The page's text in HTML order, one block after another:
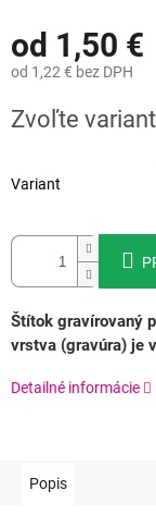
od 1,50 €
od 1,22 € bez DPH
cena:
Zvoľte variant
Variant
Štítok gravírovaný
vrstva (gravúra) je
Detailné informácie
Popis